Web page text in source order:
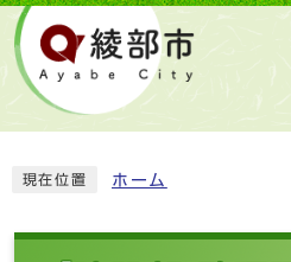
現在位置 ホーム